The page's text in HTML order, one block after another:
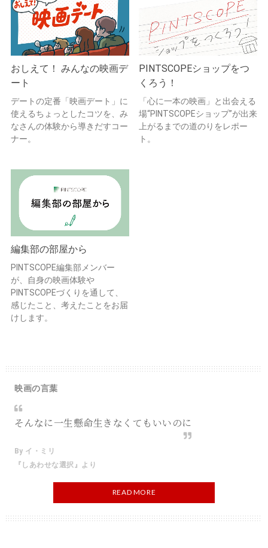
おしえて！ みんなの映画デ
ート
デートの定番「映画デート」に
使えるちょっとしたコツを、み
なさんの体験から導きだすコー
ナー。
PINTSCOPEショップをつ
くろう！
「心に一本の映画」と出会える
場“PINTSCOPEショップ”が出来
上がるまでの道のりをレポー
ト。
編集部の部屋から
PINTSCOPE編集部メンバー
が、自身の映画体験や
PINTSCOPEづくりを通して、
感じたこと、考えたことをお届
けします。
映画の言葉
そんなに一生懸命生きなくてもいいのに
By イ・ミリ
『しあわせな選択』より
READ MORE